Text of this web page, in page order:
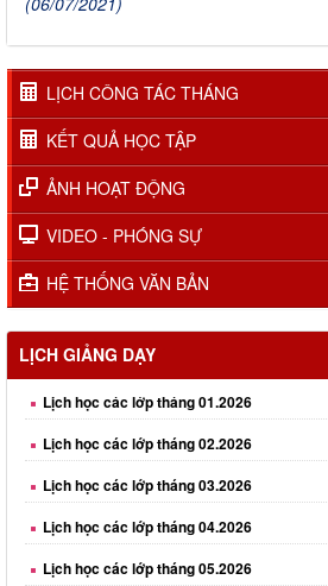
LỊCH CÔNG TÁC THÁNG
KẾT QUẢ HỌC TẬP
ẢNH HOẠT ĐỘNG
VIDEO - PHÓNG SỰ
HỆ THỐNG VĂN BẢN
LỊCH GIẢNG DẠY
Lịch học các lớp tháng 01.2026
Lịch học các lớp tháng 02.2026
Lịch học các lớp tháng 03.2026
Lịch học các lớp tháng 04.2026
Lịch học các lớp tháng 05.2026
Lịch học các lớp tháng 06.2026